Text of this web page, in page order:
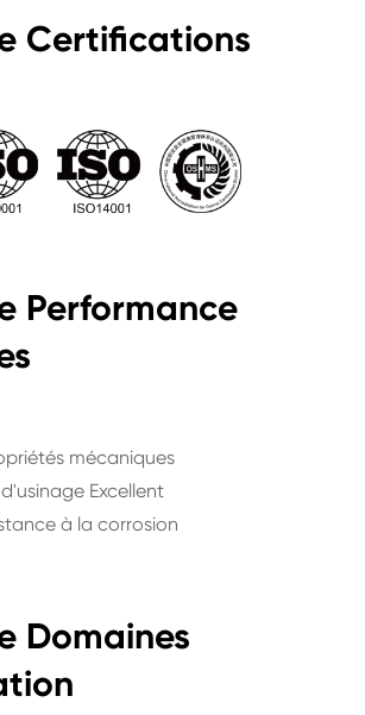
Certifications
Performance
mécaniques
Excellent
à la corrosion
Domaines